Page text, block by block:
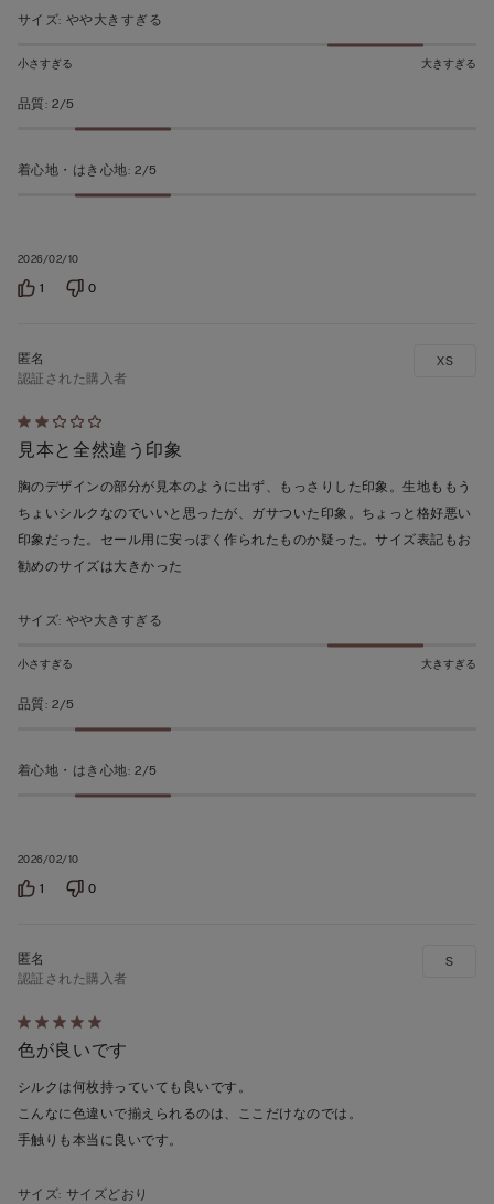
2
評
2026/02/10
サイズ: やや大きすぎる
小さすぎる 大きすぎる
品質: 2/5
着心地・はき心地: 2/5
1 0
5
段
階
の
う
ち
の
価
2026/02/10
認証された購入者
見本と全然違う印象
胸のデザインの部分が見本のように出ず、もっさりした印象。生地ももう
ちょいシルクなのでいいと思ったが、ガサついた印象。ちょっと格好悪い
印象だった。セール用に安っぽく作られたものか疑った。サイズ表記もお
勧めのサイズは大きかった
XS
サイズ: やや大きすぎる
小さすぎる 大きすぎる
品質: 2/5
着心地・はき心地: 2/5
1 0
5
段
階
の
う
5
認証された購入者
色が良いです
シルクは何枚持っていても良いです。
こんなに色違いで揃えられるのは、ここだけなのでは。
手触りも本当に良いです。
S
サイズ: サイズどおり